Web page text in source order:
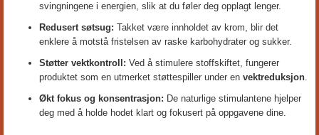
svingningene i energien, slik at du føler deg opplagt lenger.
Redusert søtsug: Takket være innholdet av krom, blir det
enklere å motstå fristelsen av raske karbohydrater og sukker.
Støtter vektkontroll: Ved å stimulere stoffskiftet, fungerer
produktet som en utmerket støttespiller under en vektreduksjon.
Økt fokus og konsentrasjon: De naturlige stimulantene hjelper
deg med å holde hodet klart og fokusert på oppgavene dine.